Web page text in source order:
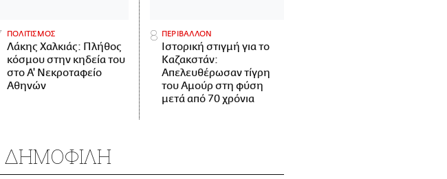
ΠΟΛΙΤΙΣΜΟΣ
Λάκης Χαλκιάς: Πλήθος
κόσμου στην κηδεία του
στο Α' Νεκροταφείο
Αθηνών
ΠΕΡΙΒΑΛΛΟΝ
Ιστορική στιγμή για το
Καζακστάν:
Απελευθέρωσαν τίγρη
του Αμούρ στη φύση
μετά από 70 χρόνια
ΔΗΜΟΦΙΛΗ